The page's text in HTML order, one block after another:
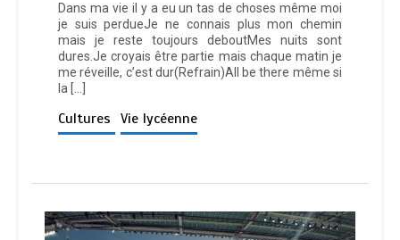
Dans ma vie il y a eu un tas de choses même moi
je suis perdueJe ne connais plus mon chemin
mais je reste toujours deboutMes nuits sont
dures.Je croyais être partie mais chaque matin je
me réveille, c’est dur(Refrain)All be there même si
la […]
Cultures Vie lycéenne